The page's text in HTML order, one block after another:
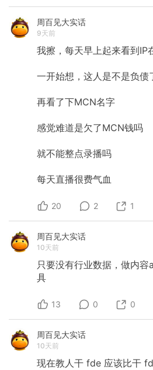
何如何作为了评判标准
错的。大错特错。 真正热爱和安住于当下的人，
中，这些才是最重要的
佳方式。 所以，感恩日记应当这么写，我很感恩
自己这一段时间以来的
受此刻的生活状态。很
性，我们各有擅长，配
结果。 我们真的享受此刻吗？真的享受这种变化
的、前沿的、在混乱无
伴也都是的，那就够了
天，就够了。
周百见大实话
9天前
我擦，每天早上起来看到IP
一开始想，这人是不是负债
再看了下MCN名字
感觉难道是欠了MCN钱吗
就不能整点录播吗
每天直播很费气血
20 2 1
周百见大实话
10天前
只要没有行业数据，做内
具
13 0 0
周百见大实话
10天前
现在教人干 fde 应该比干